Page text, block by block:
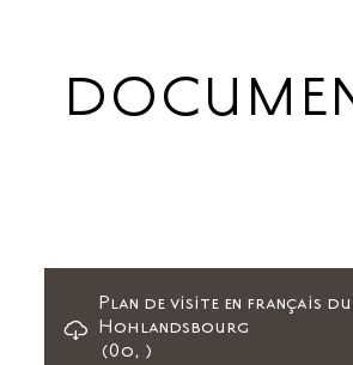
Plan de visite en français
Hohlandsbourg
(0o, )